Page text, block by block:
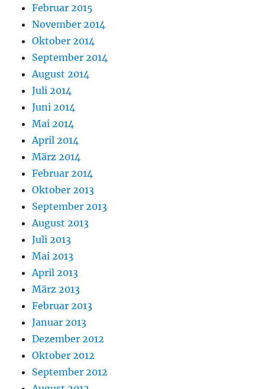
Februar 2015
November 2014
Oktober 2014
September 2014
August 2014
Juli 2014
Juni 2014
Mai 2014
April 2014
März 2014
Februar 2014
Oktober 2013
September 2013
August 2013
Juli 2013
Mai 2013
April 2013
März 2013
Februar 2013
Januar 2013
Dezember 2012
Oktober 2012
September 2012